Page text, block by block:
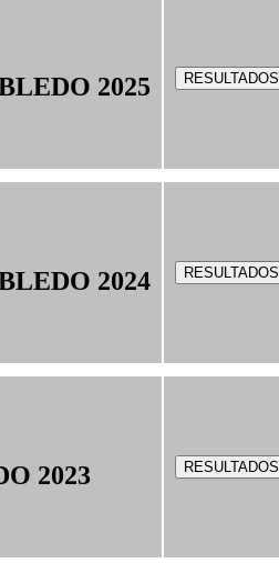
2025 RESULTADOS
2024 RESULTADOS
2023 RESULTADOS